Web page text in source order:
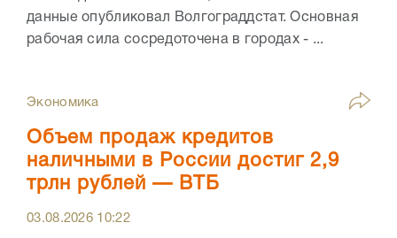
данные опубликовал Волгограддстат. Основная
рабочая сила сосредоточена в городах - ...
Экономика
Объем продаж кредитов
наличными в России достиг 2,9
трлн рублей — ВТБ
03.08.2026 10:22